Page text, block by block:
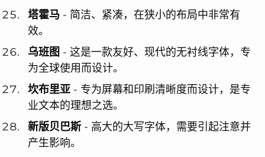
塔霍马 - 简洁、紧凑，在狭小的布局中非常有
效。
乌班图 - 这是一款友好、现代的无衬线字体，专
为全球使用而设计。
坎布里亚 - 专为屏幕和印刷清晰度而设计，是专
业文本的理想之选。
新版贝巴斯 - 高大的大写字体，需要引起注意并
产生影响。